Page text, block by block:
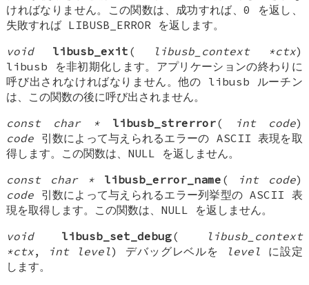
ければなりません。この関数は、成功すれば、0 を返し、
失敗すれば LIBUSB_ERROR を返します。
void
libusb_exit ( libusb_context *ctx)
libusb を非初期化します。アプリケーションの終わりに
呼び出されなければなりません。他の libusb ルーチン
は、この関数の後に呼び出されません。
const char *
libusb_strerror( int code)
code 引数によって与えられるエラーの ASCII 表現を取
得します。この関数は、NULL を返しません。
const char *
libusb_error_name ( int code)
code 引数によって与えられるエラー列挙型の ASCII 表
現を取得します。この関数は、NULL を返しません。
void
libusb_set_debug(
libusb_context
*ctx, int level) デバッグレベルを level に設定
します。